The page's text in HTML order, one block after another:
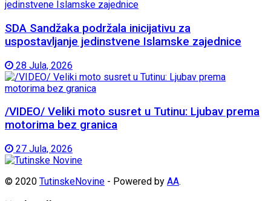
SDA Sandžaka podržala inicijativu za
uspostavljanje jedinstvene Islamske zajednice
28 Jula, 2026
/VIDEO/ Veliki moto susret u Tutinu: Ljubav prema
motorima bez granica
27 Jula, 2026
© 2020 TutinskeNovine - Powered by AA.